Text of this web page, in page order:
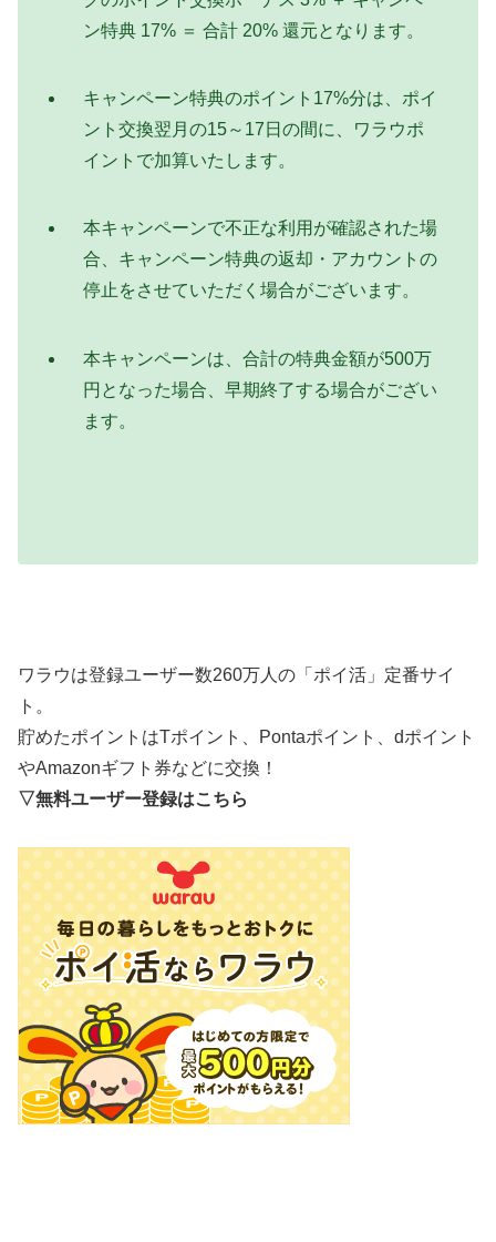
ン特典 17% ＝ 合計 20% 還元となります。
キャンペーン特典のポイント17%分は、ポイ
ント交換翌月の15～17日の間に、ワラウポ
イントで加算いたします。
本キャンペーンで不正な利用が確認された場
合、キャンペーン特典の返却・アカウントの
停止をさせていただく場合がございます。
本キャンペーンは、合計の特典金額が500万
円となった場合、早期終了する場合がござい
ます。
ワラウは登録ユーザー数260万人の「ポイ活」定番サイ
ト。
貯めたポイントはTポイント、Pontaポイント、dポイント
やAmazonギフト券などに交換！
▽無料ユーザー登録はこちら